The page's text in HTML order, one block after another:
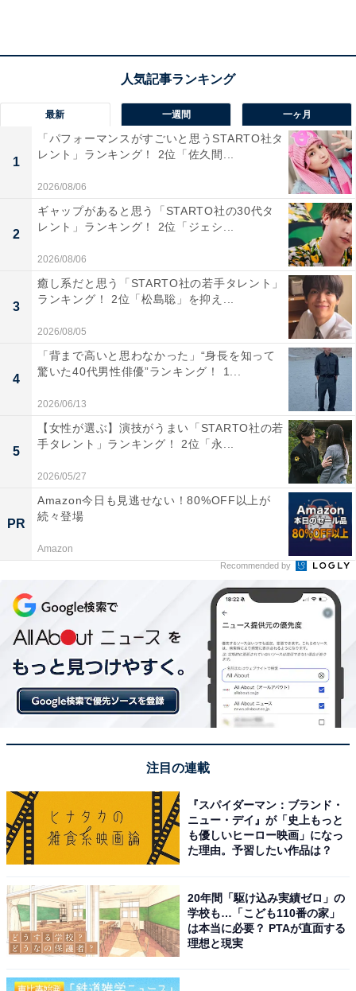
1位にランクインしたのは、川田裕美さんでした！ 川田
さんは1983年生まれの大阪府出身です。川田さんは2006
年にアナウンサーとして読売テレビに入社し、約10年間
多くの番組に出演しました。
2015年にフリーアナウンサーとなってからは、『ヒルナ
ンデス！』（日本テレビ系）などのバラエティ番組のほ
私生活では、2019年に音楽関係者の男性と結婚。現在は
2児のママとして仕事と育児を両立されています。
さらにYouTubeでは、自身の子育てや育児アイテムのレ
ビューなどを発信しており、同じくらいのお子さんがい
るパパママのファンも多いよう。売れっ子アナウンサー
ながら、ママとしても充実した日々を過ごされているこ
とが分かりますね。
回答者からは「明るいキャラクターが子供の目線に合わ
せて一緒に楽しみながら生活してると想像できるから」
（埼玉県／40代女性）、「いつも笑顔で面白くて、家族
の仲がいいからこそ楽しい方なのかなと思います」（千
葉県／20代女性）といった声が上がっています。
※回答者のコメントは原文ママです
＞10位までのランキング結果を見る
最新 一週間 一ヶ月
1
「パフォーマンスがすごいと思うSTARTO社タ
レント」ランキング！ 2位「佐久間...
2026/08/06
2
ギャップがあると思う「STARTO社の30代タ
レント」ランキング！ 2位「ジェシ...
2026/08/06
3
癒し系だと思う「STARTO社の若手タレント」
ランキング！ 2位「松島聡」を抑え...
2026/08/05
4
「背まで高いと思わなかった」“身長を知って
驚いた40代男性俳優”ランキング！ 1...
2026/06/13
5
【女性が選ぶ】演技がうまい「STARTO社の若
手タレント」ランキング！ 2位「永...
2026/05/27
PR
Amazon今日も見逃せない！80%OFF以上が
続々登場
Amazon
Recommended by
注目の連載
『スパイダーマン：ブランド・
ニュー・デイ』が「史上もっと
も優しいヒーロー映画」になっ
た理由。予習したい作品は？
20年間「駆け込み実績ゼロ」の
学校も…「こども110番の家」
は本当に必要？ PTAが直面する
理想と現実